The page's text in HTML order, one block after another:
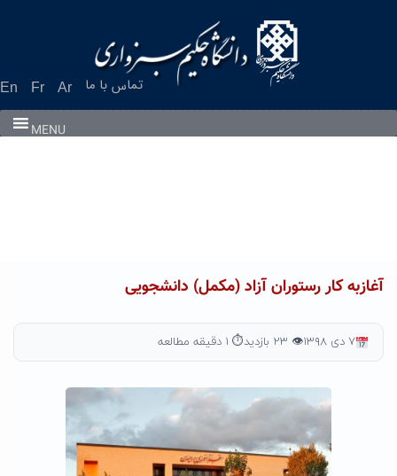
En Fr Ar تماس با ما
MENU
آغازبه کار رستوران آزاد (مکمل) دانشجویی
۷ دی ۱۳۹۸ 👁 ۲۳ بازدید ⏱ ۱ دقیقه مطالعه